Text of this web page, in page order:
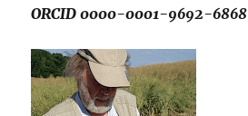
ORCID 0000-0001-9692-6868